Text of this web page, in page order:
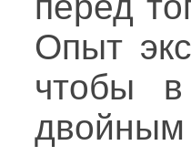
Опыт
чтобы